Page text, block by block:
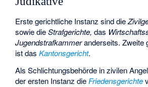
Erste gerichtliche Instanz sind die
sowie dieStrafgerichte, das
Jugendstrafkammeranderseits. Zweite
ist dasKantonsgericht.
Als Schlichtungsbehörde in zivilen
der ersten Instanz dieFriedensgerichte